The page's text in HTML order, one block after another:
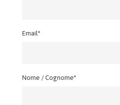
Email*
Nome / Cognome*